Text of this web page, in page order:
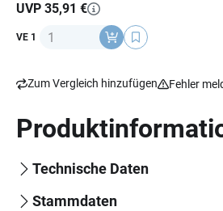
UVP 35,91 €
VE 1 Anzahl
Zum Vergleich hinzufügen Fehler
Technische Daten
Stammdaten